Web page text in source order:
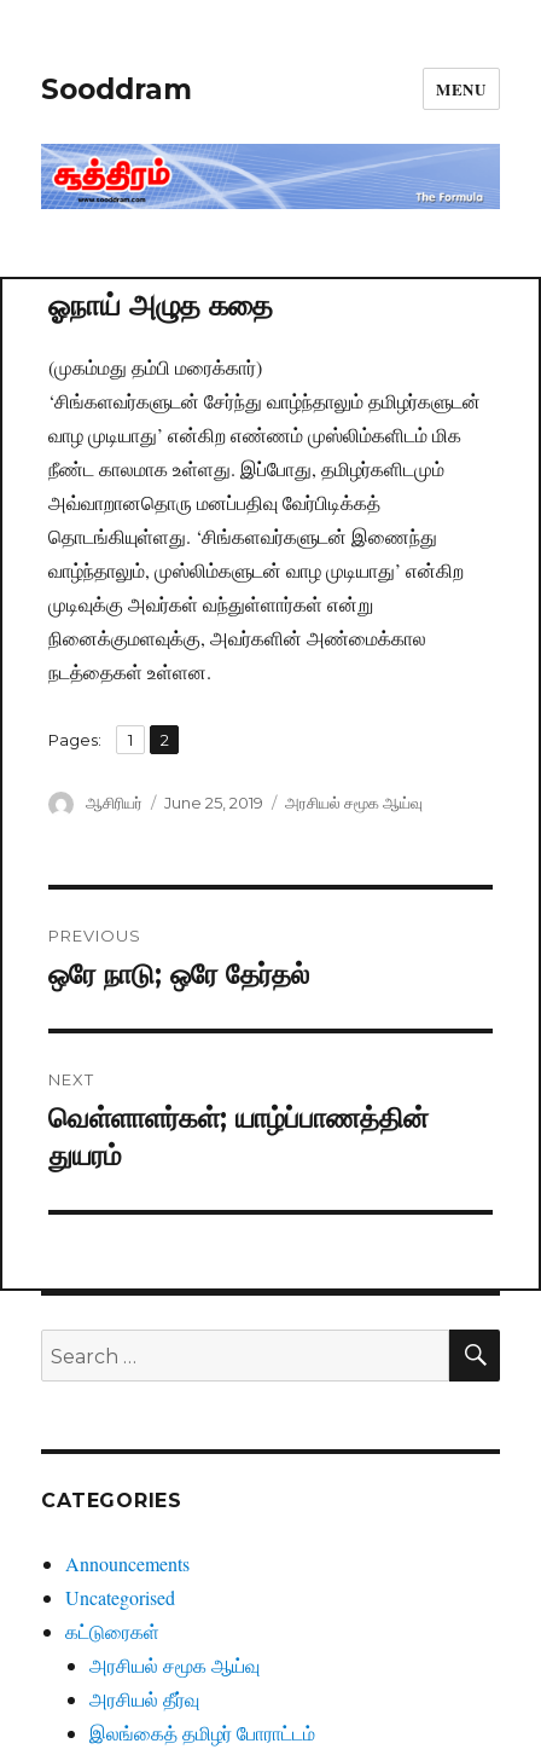
Sooddram MENU
ஓநாய் அழுத கதை
(முகம்மது தம்பி மரைக்கார்)
‘சிங்களவர்களுடன் சேர்ந்து வாழ்ந்தாலும் தமிழர்களுடன்
வாழ முடியாது’ என்கிற எண்ணம் முஸ்லிம்களிடம் மிக
நீண்ட காலமாக உள்ளது. இப்போது, தமிழர்களிடமும்
அவ்வாறானதொரு மனப்பதிவு வேர்பிடிக்கத்
தொடங்கியுள்ளது. ‘சிங்களவர்களுடன் இணைந்து
வாழ்ந்தாலும், முஸ்லிம்களுடன் வாழ முடியாது’ என்கிற
முடிவுக்கு அவர்கள் வந்துள்ளார்கள் என்று
நினைக்குமளவுக்கு, அவர்களின் அண்மைக்கால
நடத்தைகள் உள்ளன.
Pages: Page
1 ,
Page
2
Author
ஆசிரியர்
Posted
June 25, 2019 Categories
அரசியல் சமூக ஆய்வு
navigation
PREVIOUS
Previous
ஒரே நாடு; ஒரே தேர்தல்
NEXT
Next
post:
வெள்ளாளர்கள்; யாழ்ப்பாணத்தின்
துயரம்
Search
for:
CATEGORIES
Announcements
Uncategorised
கட்டுரைகள்
அரசியல் சமூக ஆய்வு
அரசியல் தீர்வு
இலங்கைத் தமிழர் போராட்டம்